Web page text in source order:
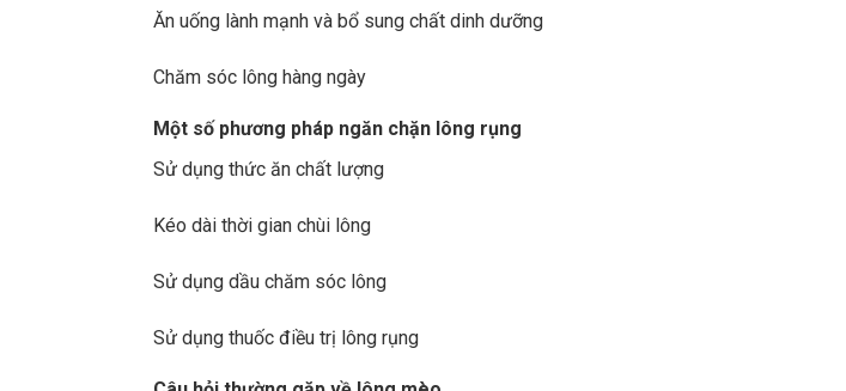
Ăn uống lành mạnh và bổ sung chất dinh dưỡng
Chăm sóc lông hàng ngày
Một số phương pháp ngăn chặn lông rụng
Sử dụng thức ăn chất lượng
Kéo dài thời gian chùi lông
Sử dụng dầu chăm sóc lông
Sử dụng thuốc điều trị lông rụng